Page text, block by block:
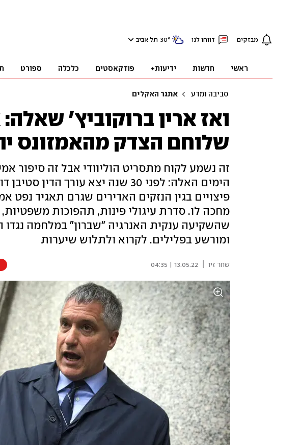
מבזקים דווחו לנו 30° תל אביב
ראשי חדשות ידיעות+ פודקאסטים כלכלה ספורט
סביבה ומדע אתגר האקלים
ואז ארין ברוקוביץ' שאלה:
שלוחם הצדק מהאמזונס
זה נשמע לקוח מתסריט הוליוודי אבל זה סיפור
הימים האלה: לפני 30 שנה יצא עורך
פיצויים בגין הנזקים האדירים שגרם תאגיד נפט
מחכה לו. סדרת עיגולי פינות, תהפוכות משפטיות,
שהשקיעה ענקית האנרגיה "שברון" במלחמה נגדו
ומורשע בפלילים. לקרוא ולתלוש שיערות
שחר זיו 13.05.22 | 04:35